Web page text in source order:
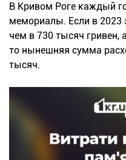
В Кривом Роге каждый
мемориалы. Если в 2023
чем в 730 тысяч
то нынешняя сумма
тысяч.